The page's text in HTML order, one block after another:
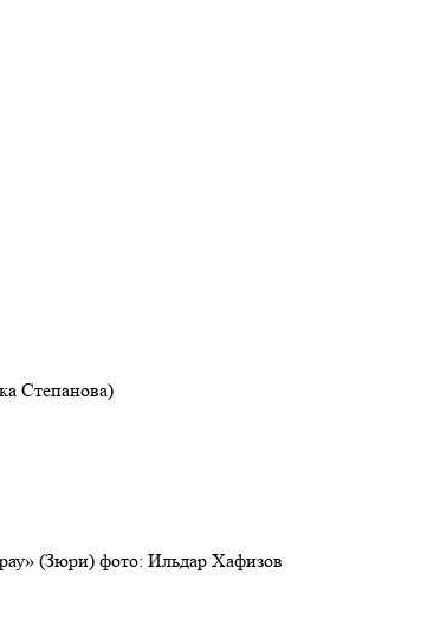
Степанова)
(Зюри) фото: Ильдар Хафизов